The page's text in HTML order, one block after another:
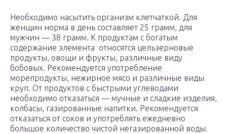
Необходимо насытить организм клетчаткой. Для
женщин норма в день составляет 25 грамм, для
мужчин — 38 грамм. К продуктам с богатым
содержание элемента относятся цельзерновые
продукты, овощи и фрукты, различные виду
бобовых. Рекомендуется употребление
морепродукты, нежирное мясо и различные виды
круп. От продуктов с быстрыми углеводами
необходимо отказаться — мучные и сладкие изделия,
колбасы, газированные напитки. Рекомендуется
отказаться от соков и употреблять ежедневно
большое количество чистой негазированной воды.